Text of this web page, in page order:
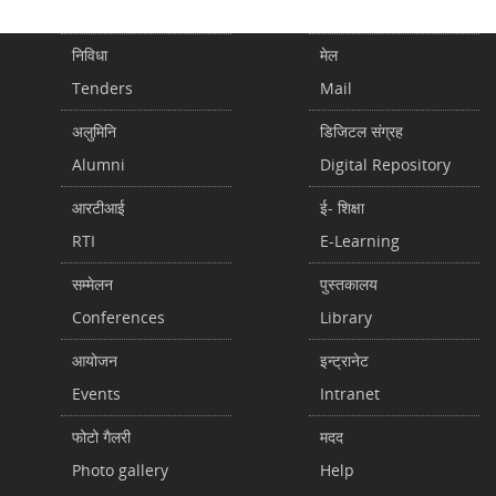
निविधा
Tenders
अलुमिनि
Alumni
आरटीआई
RTI
सम्मेलन
Conferences
आयोजन
Events
फोटो गैलरी
Photo gallery
मेल
Mail
डिजिटल संग्रह
Digital Repository
ई- शिक्षा
E-Learning
पुस्तकालय
Library
इन्ट्रानेट
Intranet
मदद
Help